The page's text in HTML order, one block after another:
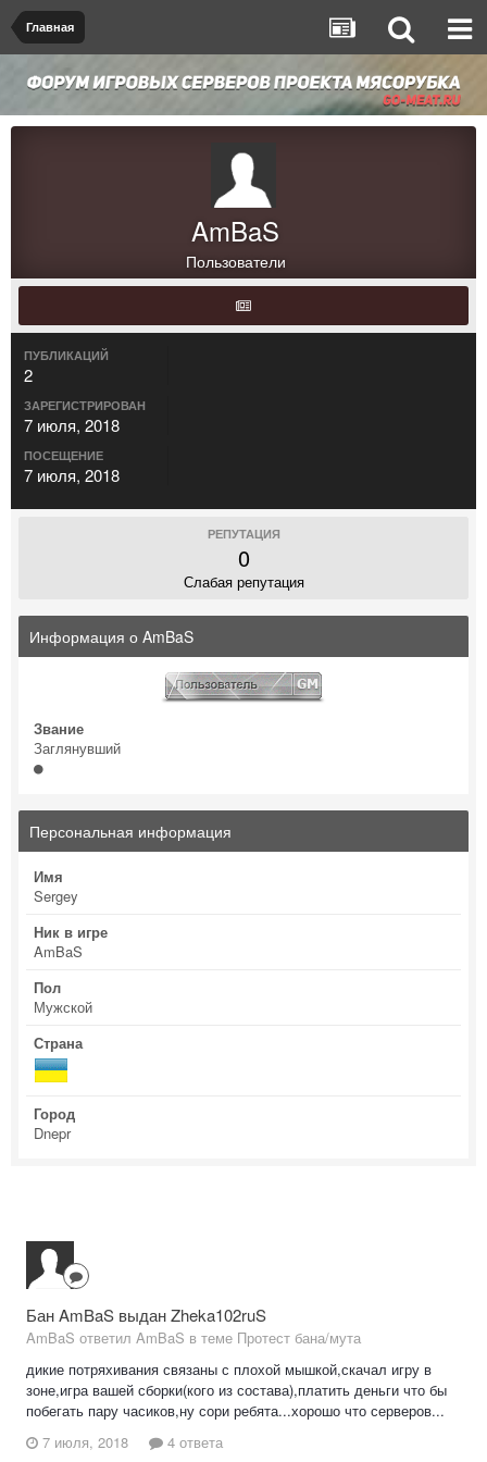
Главная
AmBaS
Пользователи
ПУБЛИКАЦИЙ
2
ЗАРЕГИСТРИРОВАН
7 июля, 2018
ПОСЕЩЕНИЕ
7 июля, 2018
РЕПУТАЦИЯ
0
Слабая репутация
Информация о AmBaS
Звание
Заглянувший
Персональная информация
Имя
Sergey
Ник в игре
AmBaS
Пол
Мужской
Страна
Город
Dnepr
Бан AmBaS выдан Zheka102ruS
AmBaS ответил AmBaS в теме Протест бана/мута
дикие потряхивания связаны с плохой мышкой,скачал игру в
зоне,игра вашей сборки(кого из состава),платить деньги что бы
побегать пару часиков,ну сори ребята...хорошо что серверов...
7 июля, 2018
4 ответа